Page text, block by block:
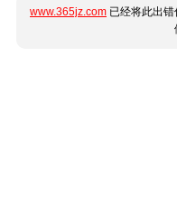
www.365jz.com 已经将此出